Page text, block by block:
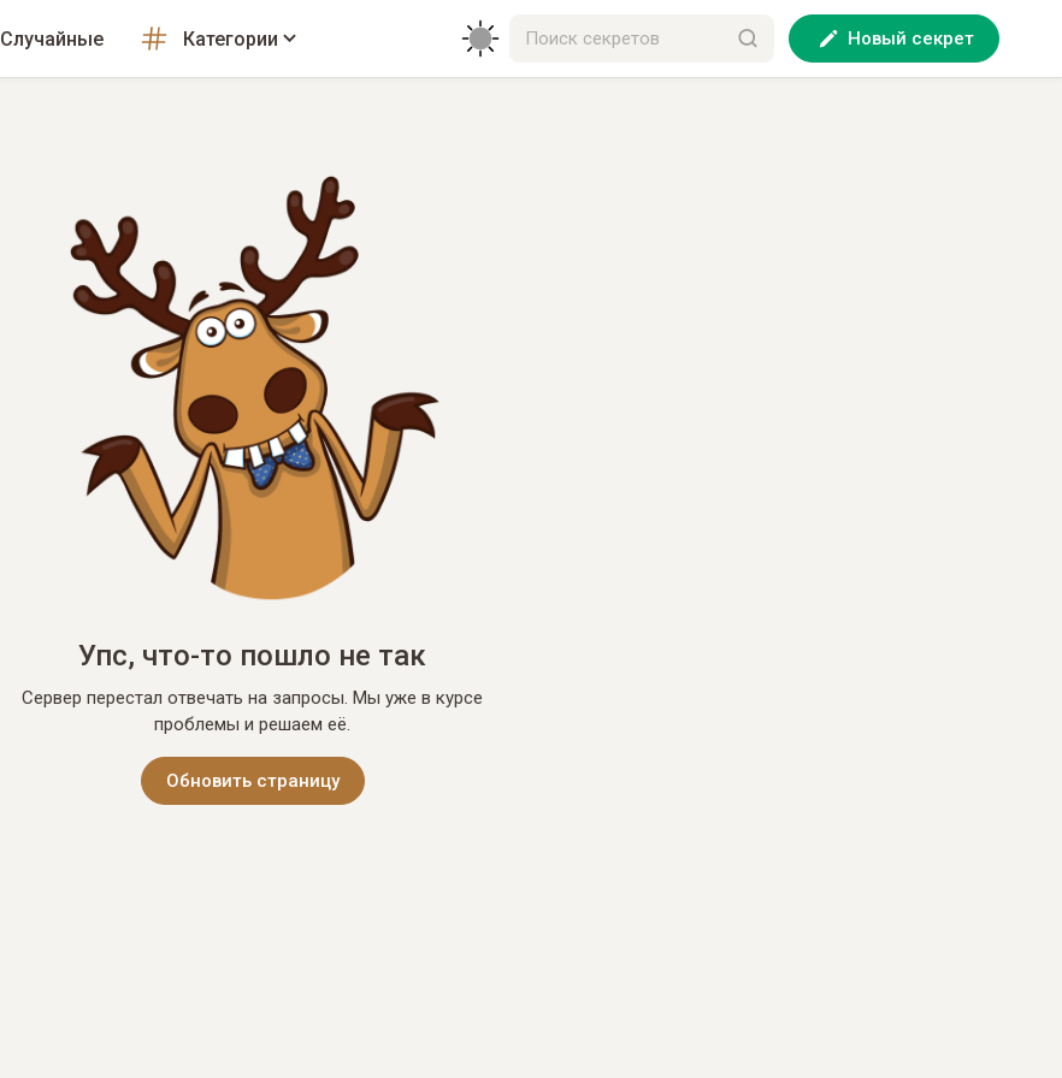
Случайные Категории Новый секрет
Упс, что-то пошло не так
Сервер перестал отвечать на запросы. Мы уже в курсе
проблемы и решаем её.
Обновить страницу